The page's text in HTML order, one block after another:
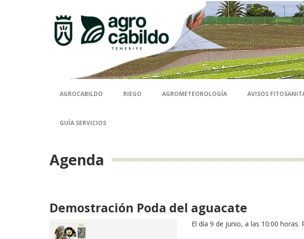
AGROCABILDO RIEGO AGROMETEOROLOGÍA AVISOS
GUÍA SERVICIOS
Agenda
Demostración Poda del aguacate
El día 9 de junio, a las 10:00